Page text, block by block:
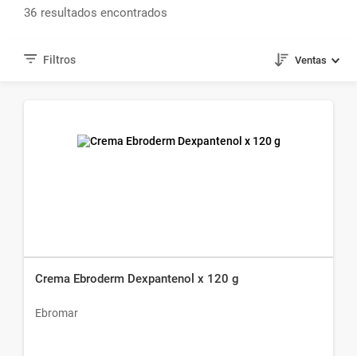
36
Ventas
Crema Ebroderm Dexpantenol x 120 g
Ebromar